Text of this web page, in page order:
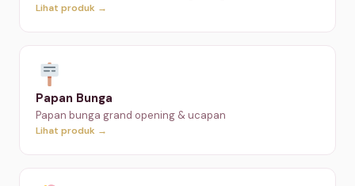
Lihat produk →
Papan Bunga
Papan bunga grand opening & ucapan
Lihat produk →